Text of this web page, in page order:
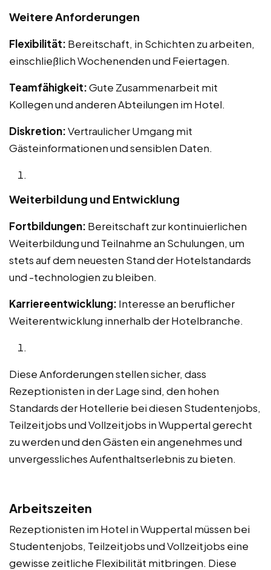
Weitere Anforderungen
Flexibilität: Bereitschaft, in Schichten zu arbeiten,
einschließlich Wochenenden und Feiertagen.
Teamfähigkeit:Gute Zusammenarbeit mit
Kollegen und anderen Abteilungen im Hotel.
Diskretion:Vertraulicher Umgang mit
Gästeinformationen und sensiblen Daten.
Weiterbildung und Entwicklung
Fortbildungen: Bereitschaft zur kontinuierlichen
Weiterbildung und Teilnahme an Schulungen, um
stets auf dem neuesten Stand der Hotelstandards
und -technologien zu bleiben.
Karriereentwicklung: Interesse an beruflicher
Weiterentwicklung innerhalb der Hotelbranche.
Diese Anforderungen stellen sicher, dass
Rezeptionisten in der Lage sind, den hohen
Standards der Hotellerie bei diesen Studentenjobs,
Teilzeitjobs und Vollzeitjobs in Wuppertal gerecht
zu werden und den Gästen ein angenehmes und
unvergessliches Aufenthaltserlebnis zu bieten.
Arbeitszeiten
Rezeptionisten im Hotel in Wuppertal müssen bei
Studentenjobs, Teilzeitjobs und Vollzeitjobs eine
gewisse zeitliche Flexibilität mitbringen. Diese